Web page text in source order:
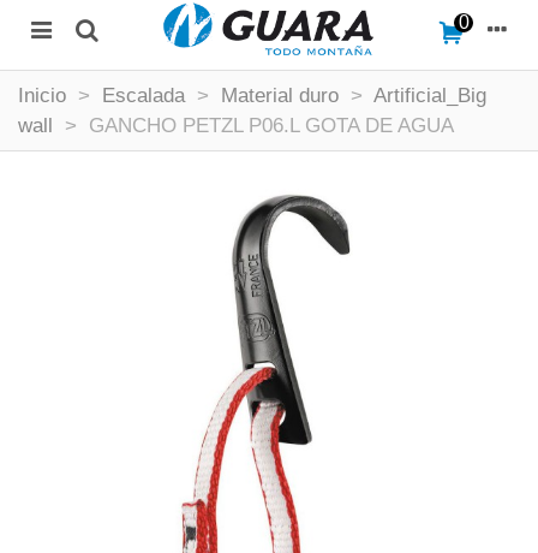
0
Inicio > Escalada > Material duro > Artificial_Big
wall
> GANCHO PETZL P06.L GOTA DE AGUA